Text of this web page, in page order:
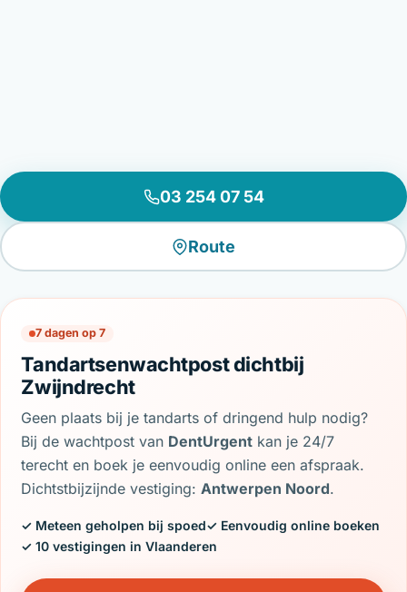
03 254 07 54
Route
7 dagen op 7
Tandartsenwachtpost dichtbij
Zwijndrecht
Geen plaats bij je tandarts of dringend hulp nodig?
Bij de wachtpost van DentUrgent kan je 24/7
terecht en boek je eenvoudig online een afspraak.
Dichtstbijzijnde vestiging:Antwerpen Noord.
✓ Meteen geholpen bij spoed✓ Eenvoudig online boeken
✓ 10 vestigingen in Vlaanderen